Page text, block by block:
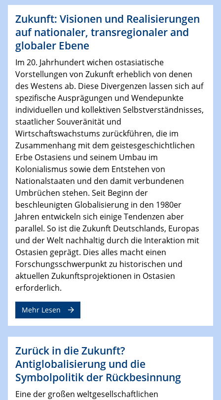
Zukunft: Visionen und Realisierungen
auf nationaler, transregionaler and
globaler Ebene
Im 20. Jahrhundert wichen ostasiatische
Vorstellungen von Zukunft erheblich von denen
des Westens ab. Diese Divergenzen lassen sich auf
spezifische Ausprägungen und Wendepunkte
individuellen und kollektiven Selbstverständnisses,
staatlicher Souveränität und
Wirtschaftswachstums zurückführen, die im
Zusammenhang mit dem geistesgeschichtlichen
Erbe Ostasiens und seinem Umbau im
Kolonialismus sowie dem Entstehen von
Nationalstaaten und den damit verbundenen
Umbrüchen stehen. Seit Beginn der
beschleunigten Globalisierung in den 1980er
Jahren entwickeln sich einige Tendenzen aber
parallel. So ist die Zukunft Deutschlands, Europas
und der Welt nachhaltig durch die Interaktion mit
Ostasien geprägt. Dies alles macht einen
Forschungsschwerpunkt zu historischen und
aktuellen Zukunftsprojektionen in Ostasien
erforderlich.
Mehr Lesen
Zurück in die Zukunft?
Antiglobalisierung und die
Symbolpolitik der Rückbesinnung
Eine der großen weltgesellschaftlichen